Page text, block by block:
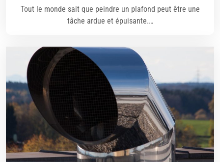
Tout le monde sait que peindre un plafond peut être une
tâche ardue et épuisante.…